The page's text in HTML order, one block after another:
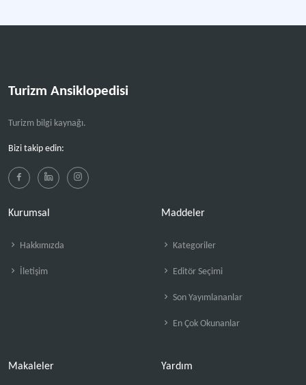
Turizm Ansiklopedisi
Turizm bilgi kaynağı.
Bizi takip edin:
Kurumsal
Hakkımızda
İletişim
Maddeler
Kategoriler
Editör Seçimi
Son Yayımlananlar
En Çok Okunanlar
Makaleler Yardım